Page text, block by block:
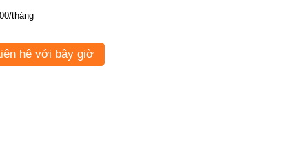
tháng
hệ với bây giờ